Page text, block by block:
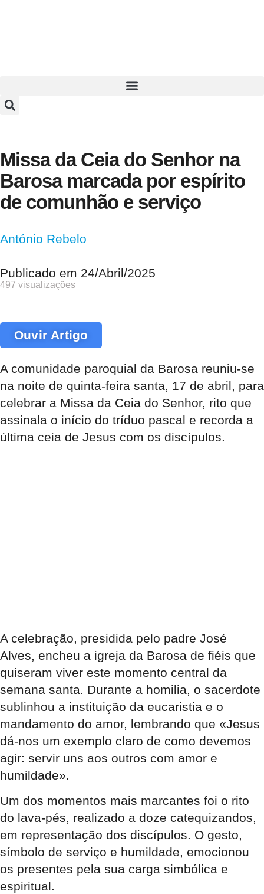
Missa da Ceia do Senhor na
Barosa marcada por espírito
de comunhão e serviço
António Rebelo
Publicado em 24/Abril/2025
497 visualizações
Ouvir Artigo
A comunidade paroquial da Barosa reuniu-se
na noite de quinta-feira santa, 17 de abril, para
celebrar a Missa da Ceia do Senhor, rito que
assinala o início do tríduo pascal e recorda a
última ceia de Jesus com os discípulos.
A celebração, presidida pelo padre José
Alves, encheu a igreja da Barosa de fiéis que
quiseram viver este momento central da
semana santa. Durante a homilia, o sacerdote
sublinhou a instituição da eucaristia e o
mandamento do amor, lembrando que «Jesus
dá-nos um exemplo claro de como devemos
agir: servir uns aos outros com amor e
humildade».
Um dos momentos mais marcantes foi o rito
do lava-pés, realizado a doze catequizandos,
em representação dos discípulos. O gesto,
símbolo de serviço e humildade, emocionou
os presentes pela sua carga simbólica e
espiritual.